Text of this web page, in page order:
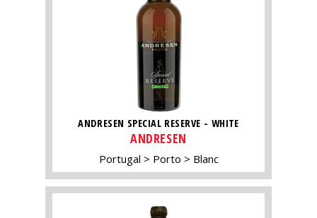
ANDRESEN SPECIAL RESERVE - WHITE
ANDRESEN
Portugal Porto Blanc